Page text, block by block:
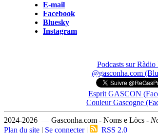
E-mail
Facebook
Bluesky
Instagram
Podcasts sur Ràdio
@gasconha.com
Esprit GASCON
Couleur Gascogne
2024-2026 — Gasconha.com - Noms e Lòcs -
Plan du site | Se connecter| RSS 2.0